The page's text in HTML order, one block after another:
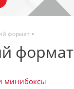
формат
формат
минибоксы